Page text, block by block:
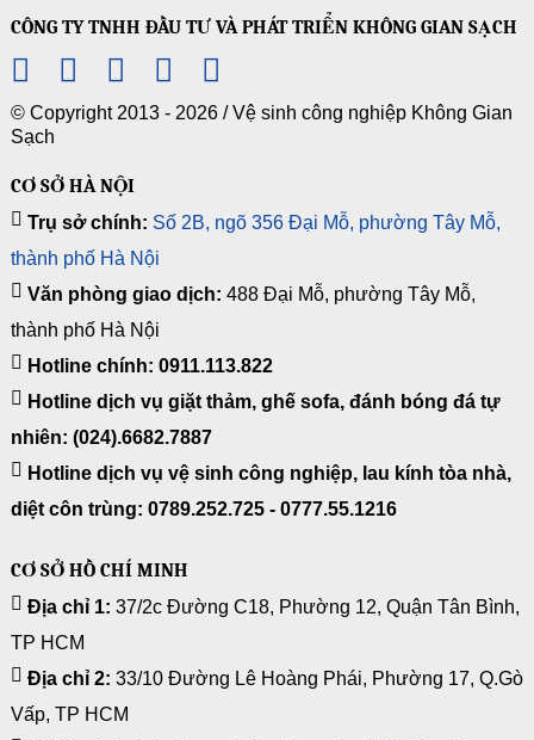
CÔNG TY TNHH ĐẦU TƯ VÀ PHÁT TRIỂN KHÔNG GIAN SẠCH
© Copyright 2013 - 2026 /Vệ sinh công nghiệp Không Gian
Sạch
CƠ SỞ HÀ NỘI
Trụ sở chính: Số 2B, ngõ 356 Đại Mỗ, phường Tây Mỗ,
thành phố Hà Nội
Văn phòng giao dịch: 488 Đại Mỗ, phường Tây Mỗ,
thành phố Hà Nội
Hotline chính: 0911.113.822
Hotline dịch vụ giặt thảm, ghế sofa, đánh bóng đá tự
nhiên: (024).6682.7887
Hotline dịch vụ vệ sinh công nghiệp, lau kính tòa nhà,
diệt côn trùng: 0789.252.725 - 0777.55.1216
CƠ SỞ HỒ CHÍ MINH
Địa chỉ 1: 37/2c Đường C18, Phường 12, Quận Tân Bình,
TP HCM
Địa chỉ 2: 33/10 Đường Lê Hoàng Phái, Phường 17, Q.Gò
Vấp, TP HCM